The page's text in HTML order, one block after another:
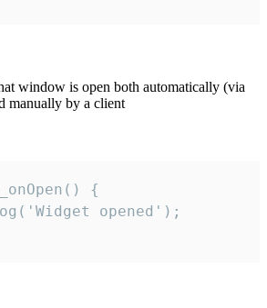
window is open both automatically (via
manually by a client
{
opened');